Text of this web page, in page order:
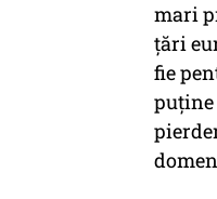
mari
țări
fie
puține